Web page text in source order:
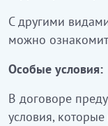
С другими
можно
Особые условия:
В договоре
условия,